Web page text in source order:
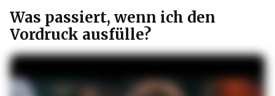
Was passiert, wenn ich den
Vordruck ausfülle?